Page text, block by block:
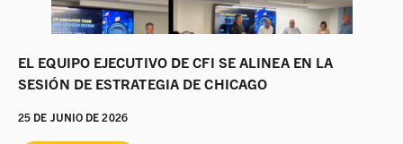
EL EQUIPO EJECUTIVO DE CFI SE ALINEA EN LA
SESIÓN DE ESTRATEGIA DE CHICAGO
25 DE JUNIO DE 2026